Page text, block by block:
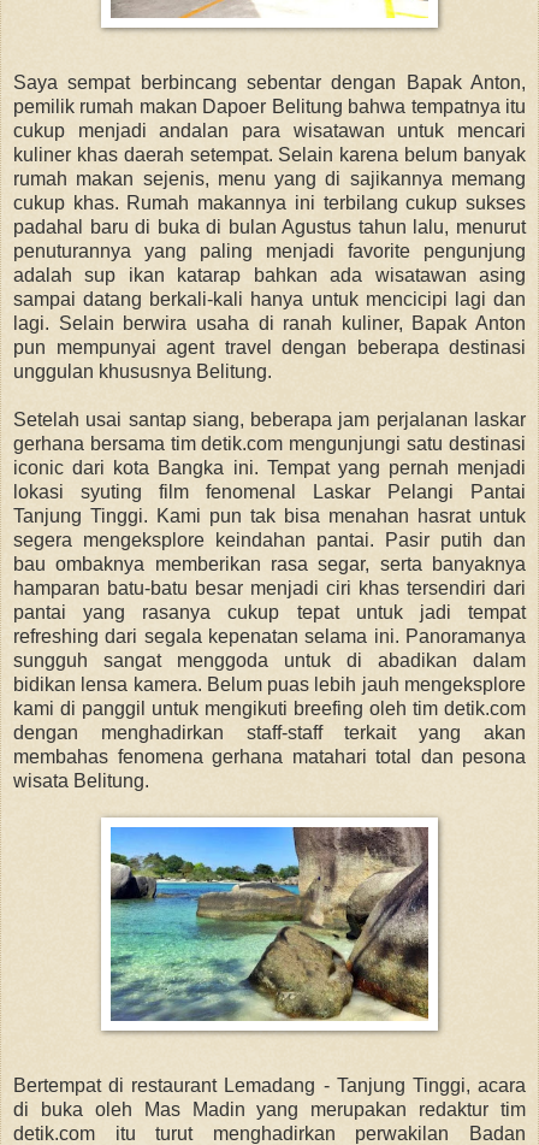
Saya sempat berbincang sebentar dengan Bapak Anton,
pemilik rumah makan Dapoer Belitung bahwa tempatnya itu
cukup menjadi andalan para wisatawan untuk mencari
kuliner khas daerah setempat. Selain karena belum banyak
rumah makan sejenis, menu yang di sajikannya memang
cukup khas. Rumah makannya ini terbilang cukup sukses
padahal baru di buka di bulan Agustus tahun lalu, menurut
penuturannya yang paling menjadi favorite pengunjung
adalah sup ikan katarap bahkan ada wisatawan asing
sampai datang berkali-kali hanya untuk mencicipi lagi dan
lagi. Selain berwira usaha di ranah kuliner, Bapak Anton
pun mempunyai agent travel dengan beberapa destinasi
unggulan khususnya Belitung.
Setelah usai santap siang, beberapa jam perjalanan laskar
gerhana bersama tim detik.com mengunjungi satu destinasi
iconic dari kota Bangka ini. Tempat yang pernah menjadi
lokasi syuting film fenomenal Laskar Pelangi Pantai
Tanjung Tinggi. Kami pun tak bisa menahan hasrat untuk
segera mengeksplore keindahan pantai. Pasir putih dan
bau ombaknya memberikan rasa segar, serta banyaknya
hamparan batu-batu besar menjadi ciri khas tersendiri dari
pantai yang rasanya cukup tepat untuk jadi tempat
refreshing dari segala kepenatan selama ini. Panoramanya
sungguh sangat menggoda untuk di abadikan dalam
bidikan lensa kamera. Belum puas lebih jauh mengeksplore
kami di panggil untuk mengikuti breefing oleh tim detik.com
dengan menghadirkan staff-staff terkait yang akan
membahas fenomena gerhana matahari total dan pesona
wisata Belitung.
Bertempat di restaurant Lemadang - Tanjung Tinggi, acara
di buka oleh Mas Madin yang merupakan redaktur tim
detik.com itu turut menghadirkan perwakilan Badan